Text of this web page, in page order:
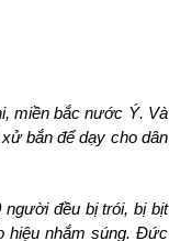
miền bắc nước Ý. Và
bắn để dạy cho dân
đều bị trói, bị bịt
hiệu nhắm súng. Đức